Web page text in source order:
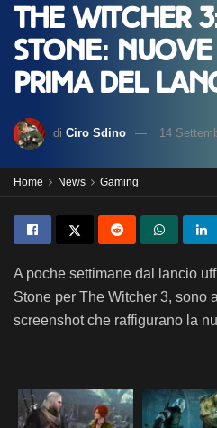
The Witcher
Stone: nuove
prima del
di Ciro Sdino 14
Home News Gaming
A poche settimane dal lancio
Stone per The Witcher 3, sono
screenshot che raffigurano la